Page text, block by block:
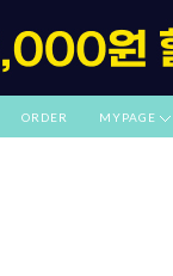
ORDER MYPAGE